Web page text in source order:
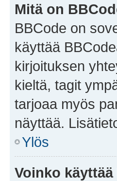
Mitä on
BBCode on
käyttää
kirjoituksen
kieltä, tagit
tarjoaa myös
näyttää.
Ylös
Voinko